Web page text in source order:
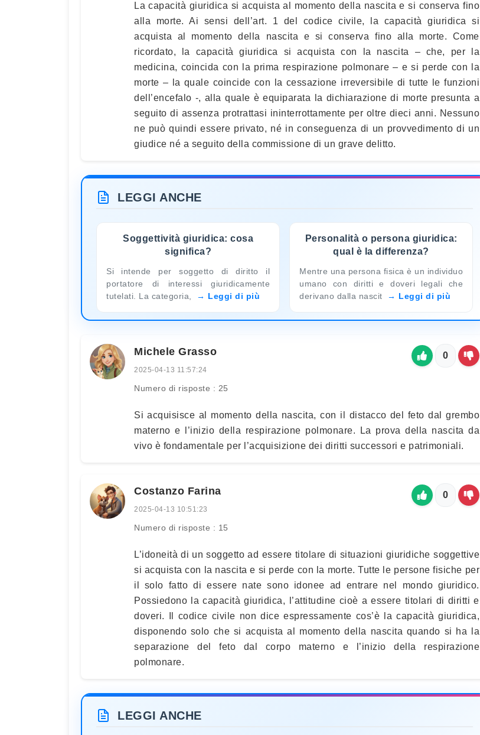
La capacità giuridica si acquista al momento della nascita e si conserva fino
alla morte. Ai sensi dell’art. 1 del codice civile, la capacità giuridica si
acquista al momento della nascita e si conserva fino alla morte. Come
ricordato, la capacità giuridica si acquista con la nascita – che, per la
medicina, coincida con la prima respirazione polmonare – e si perde con la
morte – la quale coincide con la cessazione irreversibile di tutte le funzioni
dell’encefalo -, alla quale è equiparata la dichiarazione di morte presunta a
seguito di assenza protrattasi ininterrottamente per oltre dieci anni. Nessuno
ne può quindi essere privato, né in conseguenza di un provvedimento di un
giudice né a seguito della commissione di un grave delitto.
LEGGI ANCHE
Soggettività giuridica: cosa
significa?
Si intende per soggetto di diritto il
portatore di interessi giuridicamente
tutelati. La categoria,
Leggi di più
Personalità o persona giuridica:
qual è la differenza?
Mentre una persona fisica è un individuo
umano con diritti e doveri legali che
derivano dalla nascit
Leggi di più
Michele Grasso
2025-04-13 11:57:24
Numero di risposte : 25
0
Si acquisisce al momento della nascita, con il distacco del feto dal grembo
materno e l’inizio della respirazione polmonare. La prova della nascita da
vivo è fondamentale per l’acquisizione dei diritti successori e patrimoniali.
Costanzo Farina
2025-04-13 10:51:23
Numero di risposte : 15
0
L’idoneità di un soggetto ad essere titolare di situazioni giuridiche soggettive
si acquista con la nascita e si perde con la morte. Tutte le persone fisiche per
il solo fatto di essere nate sono idonee ad entrare nel mondo giuridico.
Possiedono la capacità giuridica, l’attitudine cioè a essere titolari di diritti e
doveri. Il codice civile non dice espressamente cos’è la capacità giuridica,
disponendo solo che si acquista al momento della nascita quando si ha la
separazione del feto dal corpo materno e l’inizio della respirazione
polmonare.
LEGGI ANCHE